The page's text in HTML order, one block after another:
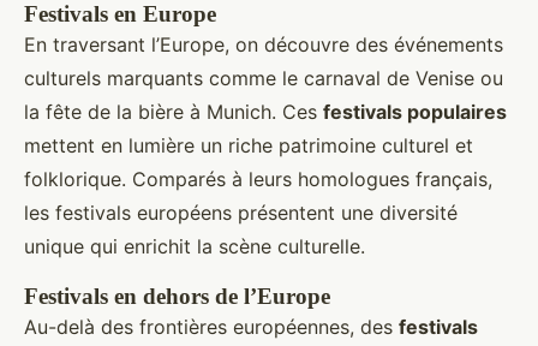
Festivals en Europe
En traversant l’Europe, on découvre des événements
culturels marquants comme le carnaval de Venise ou
la fête de la bière à Munich. Ces festivals populaires
mettent en lumière un riche patrimoine culturel et
folklorique. Comparés à leurs homologues français,
les festivals européens présentent une diversité
unique qui enrichit la scène culturelle.
Festivals en dehors de l’Europe
Au-delà des frontières européennes, des festivals